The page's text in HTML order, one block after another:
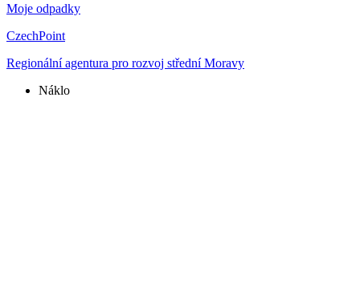
Moje odpadky
CzechPoint
Regionální agentura pro rozvoj střední Moravy
Náklo